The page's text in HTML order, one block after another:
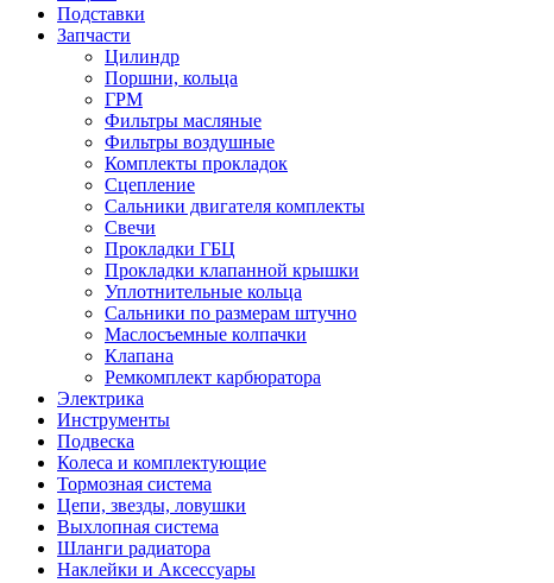
Подставки
Запчасти
Цилиндр
Поршни, кольца
ГРМ
Фильтры масляные
Фильтры воздушные
Комплекты прокладок
Сцепление
Сальники двигателя комплекты
Свечи
Прокладки ГБЦ
Прокладки клапанной крышки
Уплотнительные кольца
Сальники по размерам штучно
Маслосъемные колпачки
Клапана
Ремкомплект карбюратора
Электрика
Инструменты
Подвеска
Колеса и комплектующие
Тормозная система
Цепи, звезды, ловушки
Выхлопная система
Шланги радиатора
Наклейки и Аксессуары